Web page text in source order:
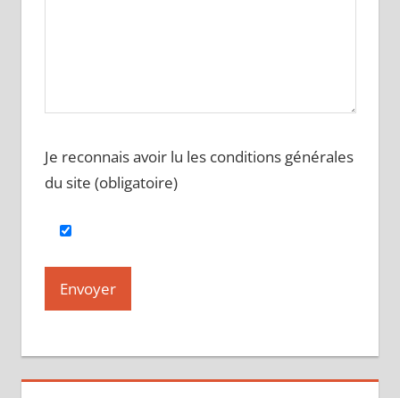
Je reconnais avoir lu les conditions générales
du site (obligatoire)